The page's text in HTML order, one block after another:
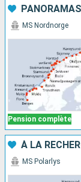
Pension complète
MS Nordnorge
MS Polarlys